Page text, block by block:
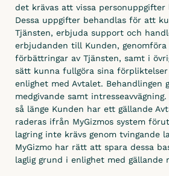
det krävas att vissa personuppgifter
Dessa uppgifter behandlas för att
Tjänsten, erbjuda support och
erbjudanden till Kunden,
förbättringar av Tjänsten, samt i
sätt kunna fullgöra sina
enlighet med Avtalet. Behandlingen
medgivande samt
så länge Kunden har ett gällande
raderas ifrån MyGizmos system
lagring inte krävs genom tvingande
MyGizmo har rätt att spara dessa
laglig grund i enlighet med gällande